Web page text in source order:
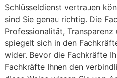
Schlüsseldienst vertrauen
sind Sie genau richtig. Die
Professionalität, Transparenz
spiegelt sich in den
wider. Bevor die Fachkräfte
Fachkräfte Ihnen den